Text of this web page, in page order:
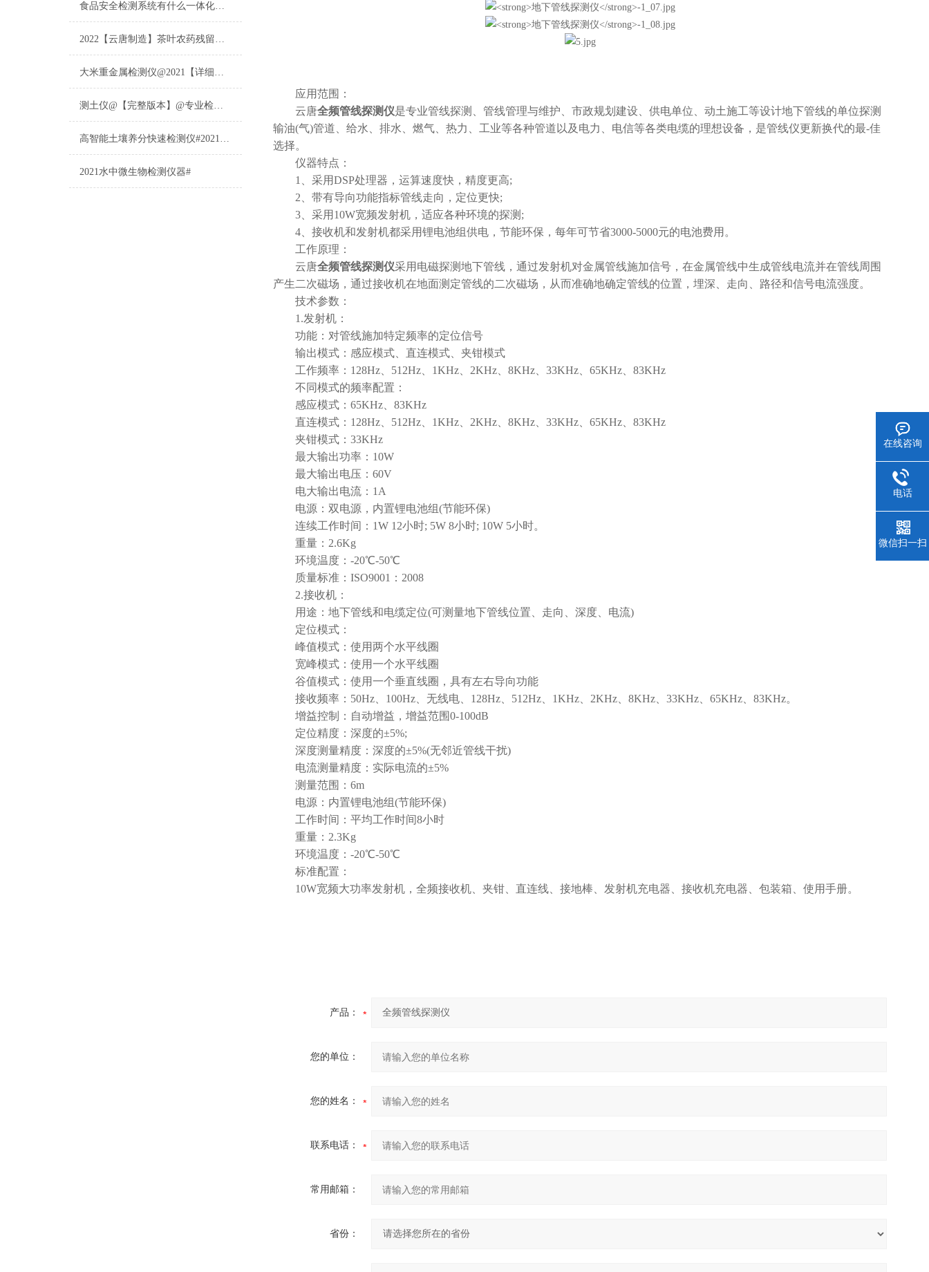
食品安全检测系统有什么一体化配置·2023仪器仪表推荐·山东云唐
2022【云唐制造】茶叶农药残留检测仪多少钱一台@山东云唐仪器仪表制造
大米重金属检测仪@2021【详细版本】@专业检测大米重金属仪器仪表
测土仪@【完整版本】@专业检测土壤的仪器仪表
高智能土壤养分快速检测仪#2021【土壤养分检测专用仪器仪表】
2021水中微生物检测仪器#
应用范围：
云唐全频管线探测仪是专业管线探测、管线管理与维护、市政规划建设、供电单位、动土施工等设计地下管线的单位探测
输油(气)管道、给水、排水、燃气、热力、工业等各种管道以及电力、电信等各类电缆的理想设备，是管线仪更新换代的最-佳
选择。
仪器特点：
1、采用DSP处理器，运算速度快，精度更高;
2、带有导向功能指标管线走向，定位更快;
3、采用10W宽频发射机，适应各种环境的探测;
4、接收机和发射机都采用锂电池组供电，节能环保，每年可节省3000-5000元的电池费用。
工作原理：
云唐全频管线探测仪采用电磁探测地下管线，通过发射机对金属管线施加信号，在金属管线中生成管线电流并在管线周围
产生二次磁场，通过接收机在地面测定管线的二次磁场，从而准确地确定管线的位置，埋深、走向、路径和信号电流强度。
技术参数：
1.发射机：
功能：对管线施加特定频率的定位信号
输出模式：感应模式、直连模式、夹钳模式
工作频率：128Hz、512Hz、1KHz、2KHz、8KHz、33KHz、65KHz、83KHz
不同模式的频率配置：
感应模式：65KHz、83KHz
直连模式：128Hz、512Hz、1KHz、2KHz、8KHz、33KHz、65KHz、83KHz
夹钳模式：33KHz
最大输出功率：10W
最大输出电压：60V
电大输出电流：1A
电源：双电源，内置锂电池组(节能环保)
连续工作时间：1W 12小时; 5W 8小时; 10W 5小时。
重量：2.6Kg
环境温度：-20℃-50℃
质量标准：ISO9001：2008
2.接收机：
用途：地下管线和电缆定位(可测量地下管线位置、走向、深度、电流)
定位模式：
峰值模式：使用两个水平线圈
宽峰模式：使用一个水平线圈
谷值模式：使用一个垂直线圈，具有左右导向功能
接收频率：50Hz、100Hz、无线电、128Hz、512Hz、1KHz、2KHz、8KHz、33KHz、65KHz、83KHz。
增益控制：自动增益，增益范围0-100dB
定位精度：深度的±5%;
深度测量精度：深度的±5%(无邻近管线干扰)
电流测量精度：实际电流的±5%
测量范围：6m
电源：内置锂电池组(节能环保)
工作时间：平均工作时间8小时
重量：2.3Kg
环境温度：-20℃-50℃
标准配置：
10W宽频大功率发射机，全频接收机、夹钳、直连线、接地棒、发射机充电器、接收机充电器、包装箱、使用手册。
产品：
您的单位：
您的姓名：
联系电话：
常用邮箱：
省份：
在线咨询
电话
微信扫一扫